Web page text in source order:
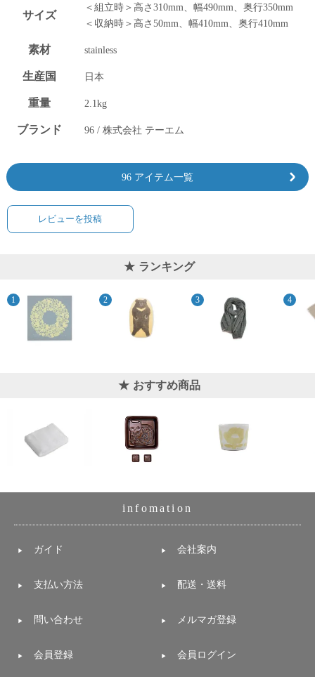
サイズ
＜組立時＞高さ310mm、幅490mm、奥行350mm
＜収納時＞高さ50mm、幅410mm、奥行410mm
素材 stainless
生産国 日本
重量 2.1kg
ブランド 96 / 株式会社 テーエム
96 アイテム一覧
レビューを投稿
ランキング
おすすめ商品
infomation
ガイド 会社案内
支払い方法 配送・送料
問い合わせ メルマガ登録
会員登録 会員ログイン